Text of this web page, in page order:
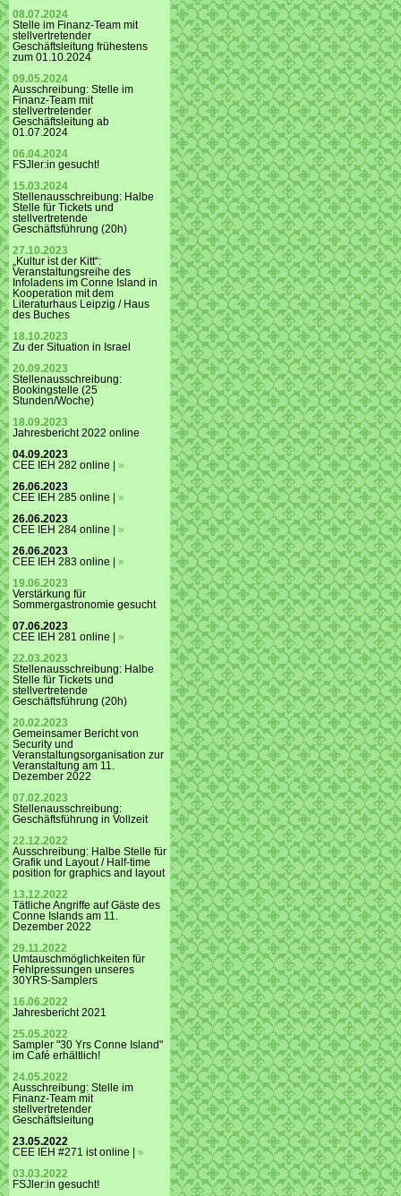
08.07.2024
Stelle im Finanz-Team mit
stellvertretender
Geschäftsleitung frühestens
zum 01.10.2024
09.05.2024
Ausschreibung: Stelle im
Finanz-Team mit
stellvertretender
Geschäftsleitung ab
01.07.2024
06.04.2024
FSJler:in gesucht!
15.03.2024
Stellenausschreibung: Halbe
Stelle für Tickets und
stellvertretende
Geschäftsführung (20h)
27.10.2023
„Kultur ist der Kitt“:
Veranstaltungsreihe des
Infoladens im Conne Island in
Kooperation mit dem
Literaturhaus Leipzig / Haus
des Buches
18.10.2023
Zu der Situation in Israel
20.09.2023
Stellenausschreibung:
Bookingstelle (25
Stunden/Woche)
18.09.2023
Jahresbericht 2022 online
04.09.2023
CEE IEH 282 online | »
26.06.2023
CEE IEH 285 online | »
26.06.2023
CEE IEH 284 online | »
26.06.2023
CEE IEH 283 online | »
19.06.2023
Verstärkung für
Sommergastronomie gesucht
07.06.2023
CEE IEH 281 online | »
22.03.2023
Stellenausschreibung: Halbe
Stelle für Tickets und
stellvertretende
Geschäftsführung (20h)
20.02.2023
Gemeinsamer Bericht von
Security und
Veranstaltungsorganisation zur
Veranstaltung am 11.
Dezember 2022
07.02.2023
Stellenausschreibung:
Geschäftsführung in Vollzeit
22.12.2022
Ausschreibung: Halbe Stelle für
Grafik und Layout / Half-time
position for graphics and layout
13.12.2022
Tätliche Angriffe auf Gäste des
Conne Islands am 11.
Dezember 2022
29.11.2022
Umtauschmöglichkeiten für
Fehlpressungen unseres
30YRS-Samplers
16.06.2022
Jahresbericht 2021
25.05.2022
Sampler "30 Yrs Conne Island"
im Café erhältlich!
24.05.2022
Ausschreibung: Stelle im
Finanz-Team mit
stellvertretender
Geschäftsleitung
23.05.2022
CEE IEH #271 ist online | »
03.03.2022
FSJler:in gesucht!